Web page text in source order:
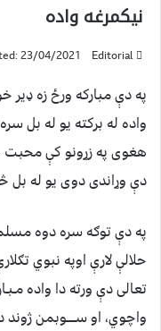
نیکمرغه واده
Editorial
23/04/2021
په دې مبارکه ورځ زه
واده له برکته یو له بل
هغوی په زړونو کې محبت
دې وړاندی دوی یو له بل
په دې توګه سره دوه
حلالې لارې اوپه نبوي
تعالی دې ورته دا واده
واچوي، او ســـــوبمن